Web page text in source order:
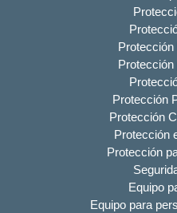
Protección
Protección
Protección
Protección
Protección
Equipo
Equipo para